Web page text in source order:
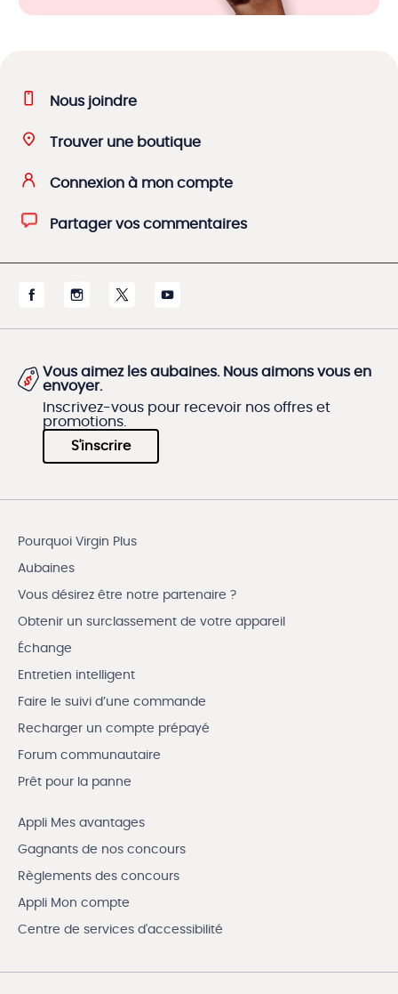
Nous joindre
Trouver une boutique
Connexion à mon compte
Partager vos commentaires
Vous aimez les aubaines. Nous aimons vous en
envoyer.
Inscrivez-vous pour recevoir nos offres et
promotions.
S'inscrire
Pourquoi Virgin Plus
Aubaines
Vous désirez être notre partenaire ?
Obtenir un surclassement de votre appareil
Échange
Entretien intelligent
Faire le suivi d’une commande
Recharger un compte prépayé
Forum communautaire
Prêt pour la panne
Appli Mes avantages
Gagnants de nos concours
Règlements des concours
Appli Mon compte
Centre de services d'accessibilité